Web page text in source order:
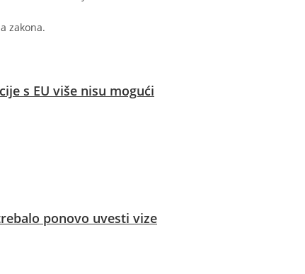
zakona.
s EU više nisu mogući
ponovo uvesti vize